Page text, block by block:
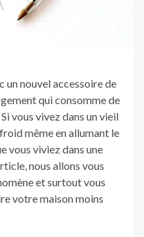
un nouvel accessoire de
qui consomme de
vous vivez dans un vieil
même en allumant le
vous viviez dans une
nous allons vous
et surtout vous
votre maison moins